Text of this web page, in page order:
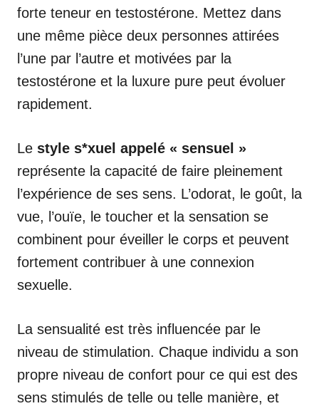
forte teneur en testostérone. Mettez dans
une même pièce deux personnes attirées
l’une par l’autre et motivées par la
testostérone et la luxure pure peut évoluer
rapidement.
Le style s*xuel appelé « sensuel »
représente la capacité de faire pleinement
l’expérience de ses sens. L’odorat, le goût, la
vue, l’ouïe, le toucher et la sensation se
combinent pour éveiller le corps et peuvent
fortement contribuer à une connexion
sexuelle.
La sensualité est très influencée par le
niveau de stimulation. Chaque individu a son
propre niveau de confort pour ce qui est des
sens stimulés de telle ou telle manière, et